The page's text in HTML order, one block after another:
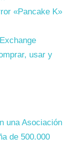
«Pancake K»
usar y
una Asociación
de 500.000